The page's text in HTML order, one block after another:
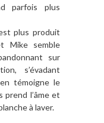
parfois plus
plus produit
Mike semble
sur
s’évadant
témoigne le
prend l’âme et
à laver.